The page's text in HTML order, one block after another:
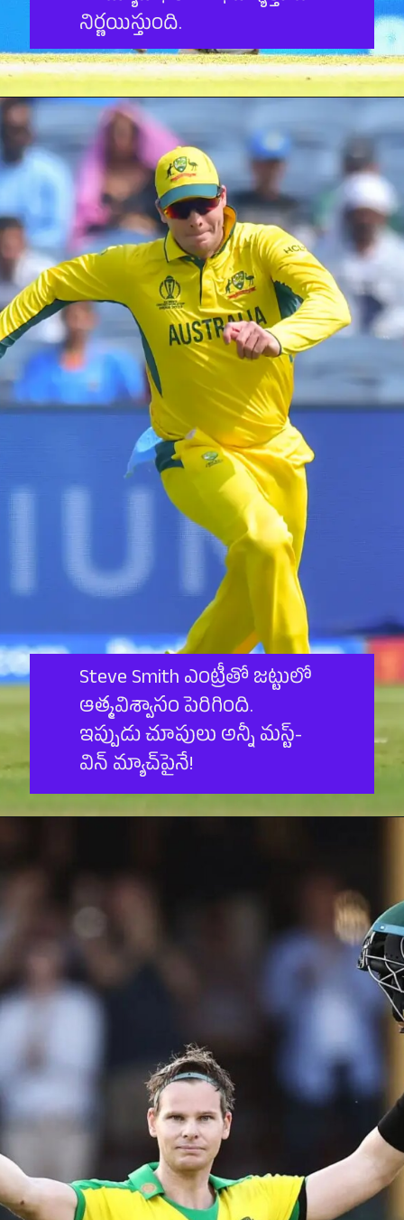
నిర్ణయిస్తుంది.
Steve Smith ఎంట్రీతో జట్టులో
ఆత్మవిశ్వాసం పెరిగింది.
ఇప్పుడు చూపులు అన్నీ మస్ట్-
విన్ మ్యాచ్‌పైనే!